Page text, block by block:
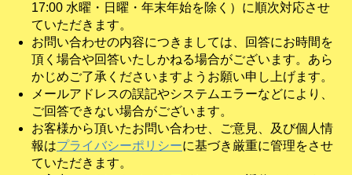
17:00 水曜・日曜・年末年始を除く）に順次対応させ
ていただきます。
お問い合わせの内容につきましては、回答にお時間を
頂く場合や回答いたしかねる場合がございます。あら
かじめご了承くださいますようお願い申し上げます。
メールアドレスの誤記やシステムエラーなどにより、
ご回答できない場合がございます。
お客様から頂いたお問い合わせ、ご意見、及び個人情
報はプライバシーポリシーに基づき厳重に管理をさせ
ていただきます。